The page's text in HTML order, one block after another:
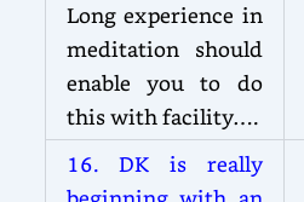
Long experience in
meditation should
enable you to do
this with facility….
16. DK is really